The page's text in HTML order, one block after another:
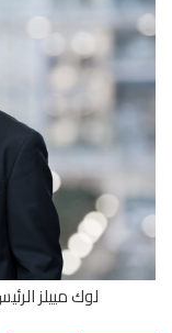
لوك مييلز